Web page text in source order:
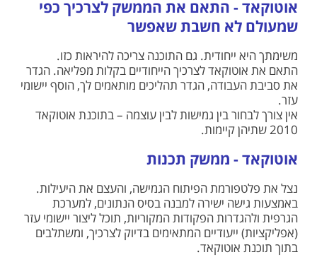
אוטוקאד - התאם את הממשק לצרכיך כפי
שמעולם לא חשבת שאפשר
משימתך היא ייחודית. גם התוכנה צריכה להיראות כזו.
התאם את אוטוקאד לצרכיך הייחודיים בקלות מפליאה. הגדר
את סביבת העבודה, הגדר תהליכים מותאמים לך, הוסף יישומי
עזר.
אין צורך לבחור בין גמישות לבין עוצמה – בתוכנת אוטוקאד
2010 שתיהן קיימות.
אוטוקאד - ממשק תכנות
נצל את פלטפורמת הפיתוח הגמישה, והעצם את היעילות.
באמצעות גישה ישירה למבנה בסיס הנתונים, למערכת
הגרפית ולהגדרות הפקודות המקוריות, תוכל ליצור יישומי עזר
(אפליקציות) ייעודיים המתאימים בדיוק לצרכיך, ומשתלבים
בתוך תוכנת אוטוקאד.